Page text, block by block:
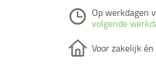
Op werkdagen
volgende
Voor zakelijk